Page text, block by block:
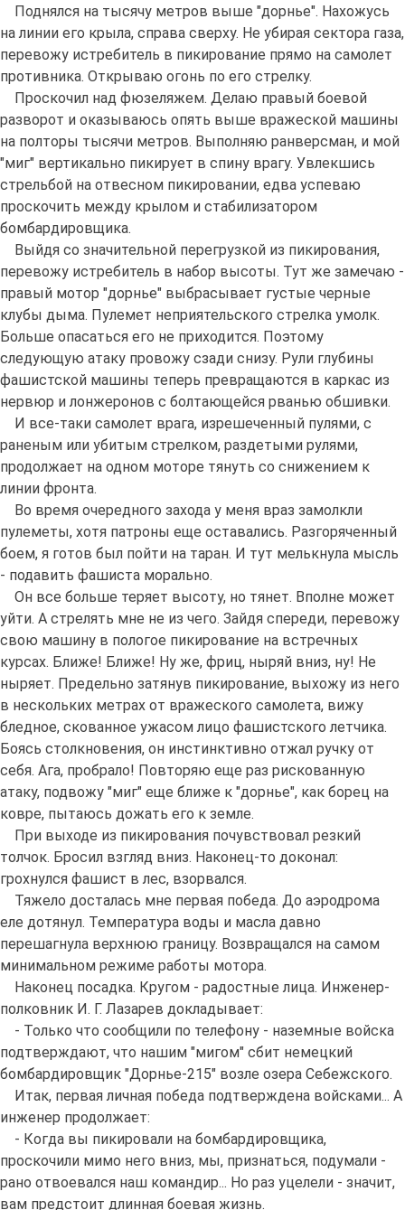
Поднялся на тысячу метров выше "дорнье". Нахожусь
на линии его крыла, справа сверху. Не убирая сектора газа,
перевожу истребитель в пикирование прямо на самолет
противника. Открываю огонь по его стрелку.
Проскочил над фюзеляжем. Делаю правый боевой
разворот и оказываюсь опять выше вражеской машины
на полторы тысячи метров. Выполняю ранверсман, и мой
"миг" вертикально пикирует в спину врагу. Увлекшись
стрельбой на отвесном пикировании, едва успеваю
проскочить между крылом и стабилизатором
бомбардировщика.
Выйдя со значительной перегрузкой из пикирования,
перевожу истребитель в набор высоты. Тут же замечаю -
правый мотор "дорнье" выбрасывает густые черные
клубы дыма. Пулемет неприятельского стрелка умолк.
Больше опасаться его не приходится. Поэтому
следующую атаку провожу сзади снизу. Рули глубины
фашистской машины теперь превращаются в каркас из
нервюр и лонжеронов с болтающейся рванью обшивки.
И все-таки самолет врага, изрешеченный пулями, с
раненым или убитым стрелком, раздетыми рулями,
продолжает на одном моторе тянуть со снижением к
линии фронта.
Во время очередного захода у меня враз замолкли
пулеметы, хотя патроны еще оставались. Разгоряченный
боем, я готов был пойти на таран. И тут мелькнула мысль
- подавить фашиста морально.
Он все больше теряет высоту, но тянет. Вполне может
уйти. А стрелять мне не из чего. Зайдя спереди, перевожу
свою машину в пологое пикирование на встречных
курсах. Ближе! Ближе! Ну же, фриц, ныряй вниз, ну! Не
ныряет. Предельно затянув пикирование, выхожу из него
в нескольких метрах от вражеского самолета, вижу
бледное, скованное ужасом лицо фашистского летчика.
Боясь столкновения, он инстинктивно отжал ручку от
себя. Ага, пробрало! Повторяю еще раз рискованную
атаку, подвожу "миг" еще ближе к "дорнье", как борец на
ковре, пытаюсь дожать его к земле.
При выходе из пикирования почувствовал резкий
толчок. Бросил взгляд вниз. Наконец-то доконал:
грохнулся фашист в лес, взорвался.
Тяжело досталась мне первая победа. До аэродрома
еле дотянул. Температура воды и масла давно
перешагнула верхнюю границу. Возвращался на самом
минимальном режиме работы мотора.
Наконец посадка. Кругом - радостные лица. Инженер-
полковник И. Г. Лазарев докладывает:
- Только что сообщили по телефону - наземные войска
подтверждают, что нашим "мигом" сбит немецкий
бомбардировщик "Дорнье-215" возле озера Себежского.
Итак, первая личная победа подтверждена войсками... А
инженер продолжает:
- Когда вы пикировали на бомбардировщика,
проскочили мимо него вниз, мы, признаться, подумали -
рано отвоевался наш командир... Но раз уцелели - значит,
вам предстоит длинная боевая жизнь.